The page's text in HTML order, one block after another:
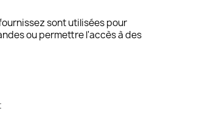
sont utilisées pour
ou permettre l'accès à des